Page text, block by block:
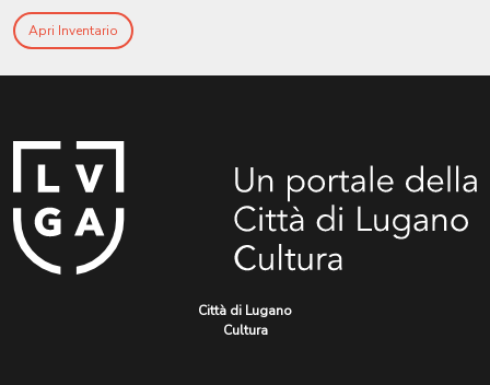
Apri Inventario
Città di Lugano
Cultura